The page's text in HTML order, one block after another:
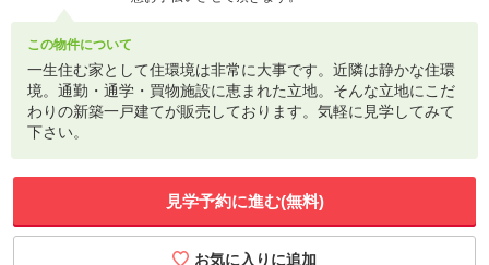
この物件について
一生住む家として住環境は非常に大事です。近隣は静かな住環
境。通勤・通学・買物施設に恵まれた立地。そんな立地にこだ
わりの新築一戸建てが販売しております。気軽に見学してみて
下さい。
見学予約に進む(無料)